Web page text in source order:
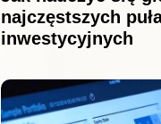
najczęstszych
inwestycyjnych